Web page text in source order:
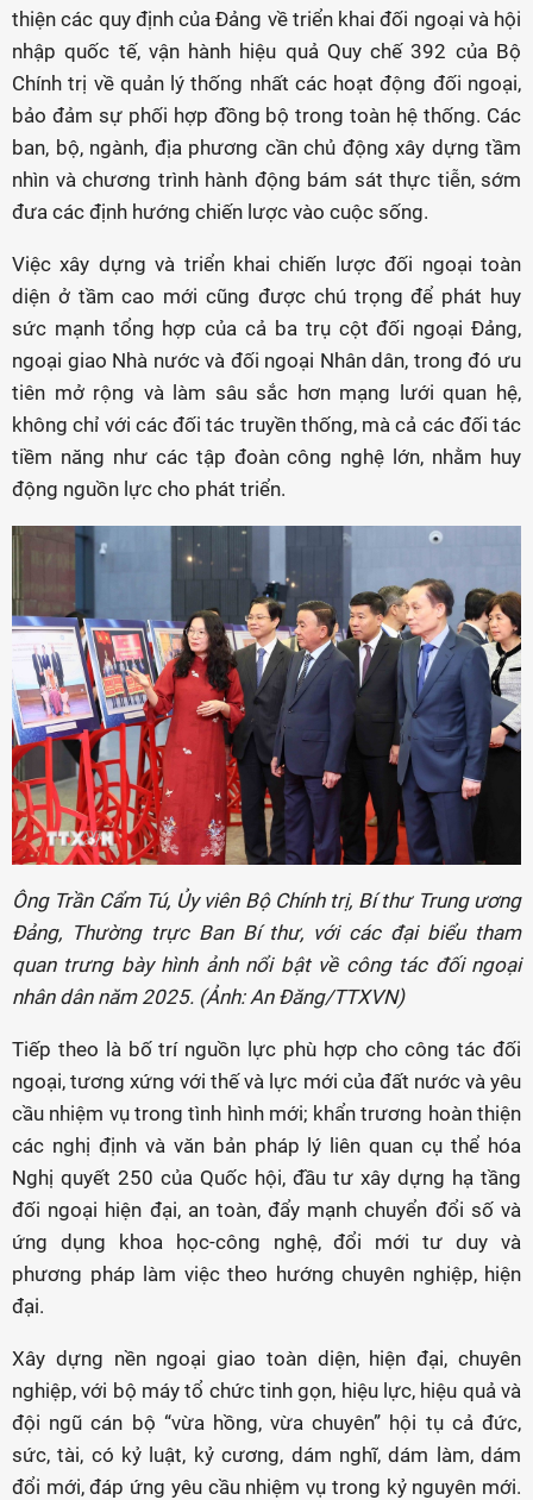
thiện các quy định của Đảng về triển khai đối ngoại và hội
nhập quốc tế, vận hành hiệu quả Quy chế 392 của Bộ
Chính trị về quản lý thống nhất các hoạt động đối ngoại,
bảo đảm sự phối hợp đồng bộ trong toàn hệ thống. Các
ban, bộ, ngành, địa phương cần chủ động xây dựng tầm
nhìn và chương trình hành động bám sát thực tiễn, sớm
đưa các định hướng chiến lược vào cuộc sống.
Việc xây dựng và triển khai chiến lược đối ngoại toàn
diện ở tầm cao mới cũng được chú trọng để phát huy
sức mạnh tổng hợp của cả ba trụ cột đối ngoại Đảng,
ngoại giao Nhà nước và đối ngoại Nhân dân, trong đó ưu
tiên mở rộng và làm sâu sắc hơn mạng lưới quan hệ,
không chỉ với các đối tác truyền thống, mà cả các đối tác
tiềm năng như các tập đoàn công nghệ lớn, nhằm huy
động nguồn lực cho phát triển.
Ông Trần Cẩm Tú, Ủy viên Bộ Chính trị, Bí thư Trung ương
Đảng, Thường trực Ban Bí thư, với các đại biểu tham
quan trưng bày hình ảnh nổi bật về công tác đối ngoại
nhân dân năm 2025. (Ảnh: An Đăng/TTXVN)
Tiếp theo là bố trí nguồn lực phù hợp cho công tác đối
ngoại, tương xứng với thế và lực mới của đất nước và yêu
cầu nhiệm vụ trong tình hình mới; khẩn trương hoàn thiện
các nghị định và văn bản pháp lý liên quan cụ thể hóa
Nghị quyết 250 của Quốc hội, đầu tư xây dựng hạ tầng
đối ngoại hiện đại, an toàn, đẩy mạnh chuyển đổi số và
ứng dụng khoa học-công nghệ, đổi mới tư duy và
phương pháp làm việc theo hướng chuyên nghiệp, hiện
đại.
Xây dựng nền ngoại giao toàn diện, hiện đại, chuyên
nghiệp, với bộ máy tổ chức tinh gọn, hiệu lực, hiệu quả và
đội ngũ cán bộ “vừa hồng, vừa chuyên” hội tụ cả đức,
sức, tài, có kỷ luật, kỷ cương, dám nghĩ, dám làm, dám
đổi mới, đáp ứng yêu cầu nhiệm vụ trong kỷ nguyên mới.